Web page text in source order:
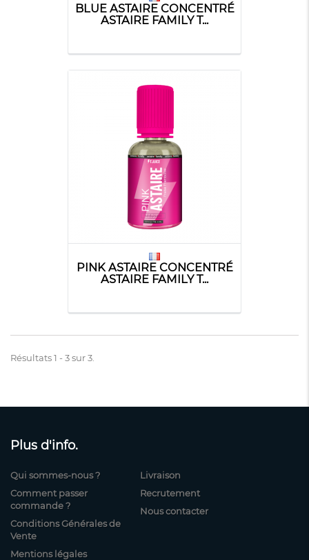
BLUE ASTAIRE CONCENTRÉ
ASTAIRE FAMILY T...
PINK ASTAIRE CONCENTRÉ
ASTAIRE FAMILY T...
Résultats 1 - 3 sur 3.
Plus d'info.
Qui sommes-nous ?
Comment passer
commande ?
Conditions Générales de
Vente
Mentions légales
Livraison
Recrutement
Nous contacter